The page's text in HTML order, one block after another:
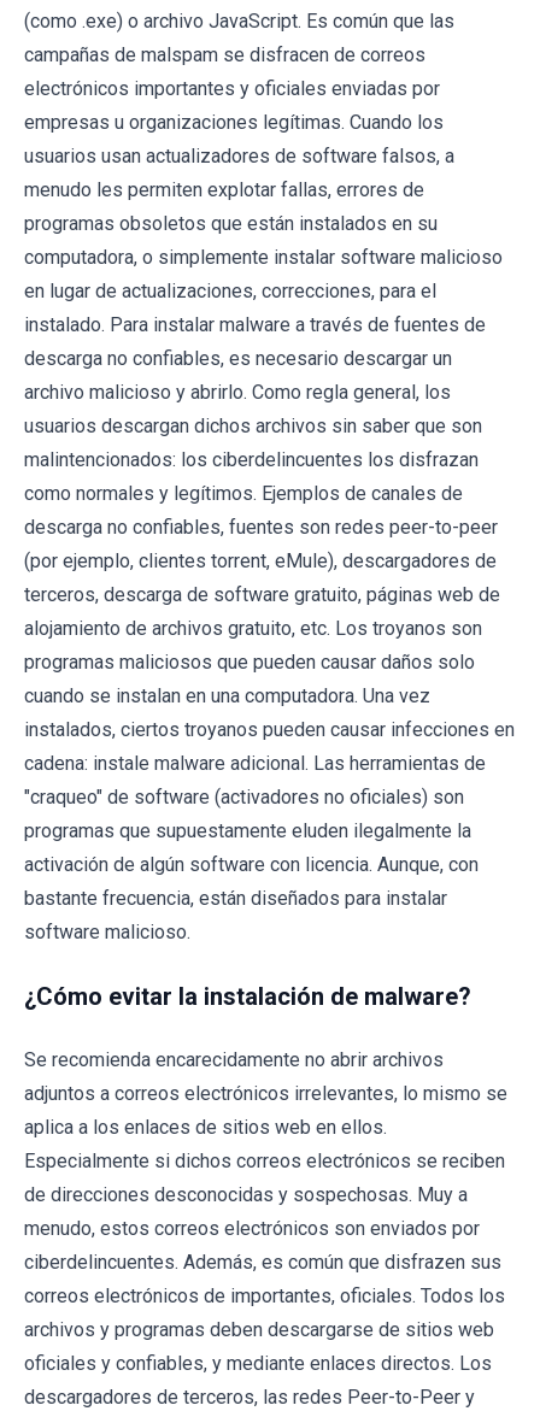
(como .exe) o archivo JavaScript. Es común que las
campañas de malspam se disfracen de correos
electrónicos importantes y oficiales enviadas por
empresas u organizaciones legítimas. Cuando los
usuarios usan actualizadores de software falsos, a
menudo les permiten explotar fallas, errores de
programas obsoletos que están instalados en su
computadora, o simplemente instalar software malicioso
en lugar de actualizaciones, correcciones, para el
instalado. Para instalar malware a través de fuentes de
descarga no confiables, es necesario descargar un
archivo malicioso y abrirlo. Como regla general, los
usuarios descargan dichos archivos sin saber que son
malintencionados: los ciberdelincuentes los disfrazan
como normales y legítimos. Ejemplos de canales de
descarga no confiables, fuentes son redes peer-to-peer
(por ejemplo, clientes torrent, eMule), descargadores de
terceros, descarga de software gratuito, páginas web de
alojamiento de archivos gratuito, etc. Los troyanos son
programas maliciosos que pueden causar daños solo
cuando se instalan en una computadora. Una vez
instalados, ciertos troyanos pueden causar infecciones en
cadena: instale malware adicional. Las herramientas de
"craqueo" de software (activadores no oficiales) son
programas que supuestamente eluden ilegalmente la
activación de algún software con licencia. Aunque, con
bastante frecuencia, están diseñados para instalar
software malicioso.
¿Cómo evitar la instalación de malware?
Se recomienda encarecidamente no abrir archivos
adjuntos a correos electrónicos irrelevantes, lo mismo se
aplica a los enlaces de sitios web en ellos.
Especialmente si dichos correos electrónicos se reciben
de direcciones desconocidas y sospechosas. Muy a
menudo, estos correos electrónicos son enviados por
ciberdelincuentes. Además, es común que disfrazen sus
correos electrónicos de importantes, oficiales. Todos los
archivos y programas deben descargarse de sitios web
oficiales y confiables, y mediante enlaces directos. Los
descargadores de terceros, las redes Peer-to-Peer y